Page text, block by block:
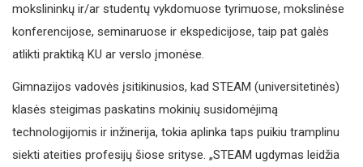
mokslininkų ir/ar studentų vykdomuose tyrimuose, mokslinėse
konferencijose, seminaruose ir ekspedicijose, taip pat galės
atlikti praktiką KU ar verslo įmonėse.
Gimnazijos vadovės įsitikinusios, kad STEAM (universitetinės)
klasės steigimas paskatins mokinių susidomėjimą
technologijomis ir inžinerija, tokia aplinka taps puikiu tramplinu
siekti ateities profesijų šiose srityse. „STEAM ugdymas leidžia